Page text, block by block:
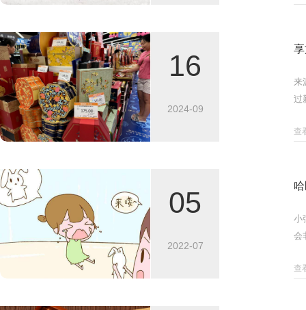
16
2024-09
来
过
查
05
2022-07
小
会
查